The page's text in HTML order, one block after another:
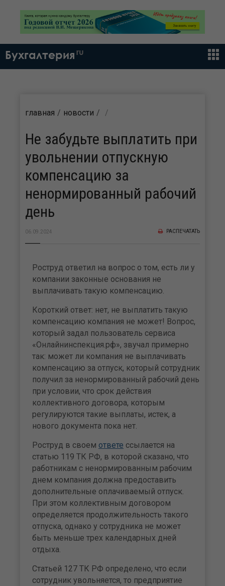
Бухгалтерия ru
главная новости
Не забудьте выплатить при
увольнении отпускную
компенсацию за
ненормированный рабочий
день
06.09.2024 РАСПЕЧАТАТЬ
Роструд ответил на вопрос о том, есть ли у
компании законные основания не
выплачивать такую компенсацию.
Короткий ответ: нет, не выплатить такую
компенсацию компания не может! Вопрос,
который задал пользователь сервиса
«Онлайнинспекция.рф», звучал примерно
так: может ли компания не выплачивать
компенсацию за отпуск, который сотрудник
получил за ненормированный рабочий день
при условии, что срок действия
коллективного договора, которым
регулируются такие выплаты, истек, а
нового документа пока нет.
Роструд в своем ответе ссылается на
статью 119 ТК РФ, в которой сказано, что
работникам с ненормированным рабочим
днем компания должна предоставить
дополнительные оплачиваемый отпуск.
При этом коллективным договором
определяется продолжительность такого
отпуска, однако у сотрудника не может
быть меньше трех календарных дней
отдыха.
Статьей 127 ТК РФ определено, что если
сотрудник увольняется, то предприятие